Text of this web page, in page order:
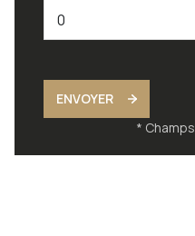
ENVOYER
*